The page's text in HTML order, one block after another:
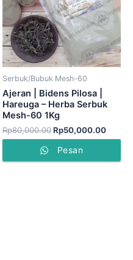
Serbuk/Bubuk Mesh-60
Ajeran | Bidens Pilosa |
Hareuga – Herba Serbuk
Mesh-60 1Kg
Rp80,000.00Rp50,000.00
Pesan